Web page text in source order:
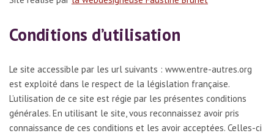
Conditions d’utilisation
Le site accessible par les url suivants : www.entre-autres.org
est exploité dans le respect de la législation française.
L’utilisation de ce site est régie par les présentes conditions
générales. En utilisant le site, vous reconnaissez avoir pris
connaissance de ces conditions et les avoir acceptées. Celles-ci